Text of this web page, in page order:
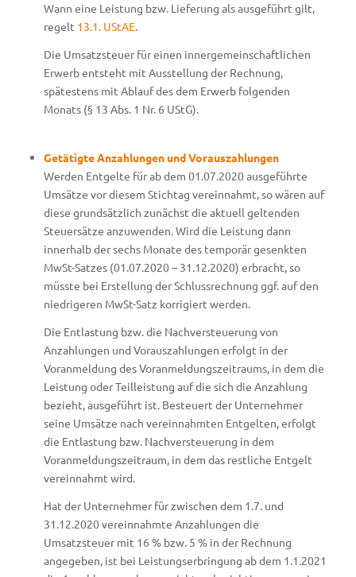
Wann eine Leistung bzw. Lieferung als ausgeführt gilt,
regelt 13.1. UStAE.
Die Umsatzsteuer für einen innergemeinschaftlichen
Erwerb entsteht mit Ausstellung der Rechnung,
spätestens mit Ablauf des dem Erwerb folgenden
Monats (§ 13 Abs. 1 Nr. 6 UStG).
Getätigte Anzahlungen und Vorauszahlungen
Werden Entgelte für ab dem 01.07.2020 ausgeführte
Umsätze vor diesem Stichtag vereinnahmt, so wären auf
diese grundsätzlich zunächst die aktuell geltenden
Steuersätze anzuwenden. Wird die Leistung dann
innerhalb der sechs Monate des temporär gesenkten
MwSt-Satzes (01.07.2020 – 31.12.2020) erbracht, so
müsste bei Erstellung der Schlussrechnung ggf. auf den
niedrigeren MwSt-Satz korrigiert werden.
Die Entlastung bzw. die Nachversteuerung von
Anzahlungen und Vorauszahlungen erfolgt in der
Voranmeldung des Voranmeldungszeitraums, in dem die
Leistung oder Teilleistung auf die sich die Anzahlung
bezieht, ausgeführt ist. Besteuert der Unternehmer
seine Umsätze nach vereinnahmten Entgelten, erfolgt
die Entlastung bzw. Nachversteuerung in dem
Voranmeldungszeitraum, in dem das restliche Entgelt
vereinnahmt wird.
Hat der Unternehmer für zwischen dem 1.7. und
31.12.2020 vereinnahmte Anzahlungen die
Umsatzsteuer mit 16 % bzw. 5 % in der Rechnung
angegeben, ist bei Leistungserbringung ab dem 1.1.2021